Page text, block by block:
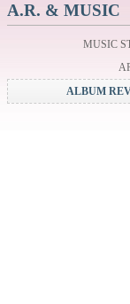
A.R. & MUSIC
MUSIC
ALBUM